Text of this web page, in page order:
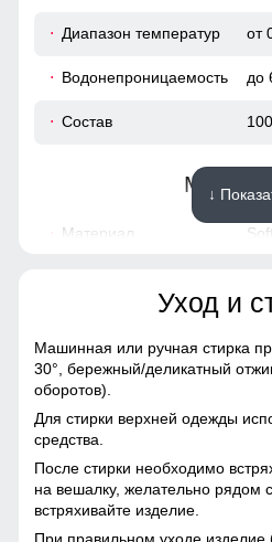
50
Диапазон температур от
Водонепроницаемость до
Состав
Материал
Материал подкладки
капюшона
Материал утеплителя
Фактура материала
↓
Уход и
Машинная или ручная стирка
30°, бережный/деликатный
оборотов).
Для стирки верхней одежды
средства.
После стирки необходимо
на вешалку, желательно рядом
встряхивайте изделие.